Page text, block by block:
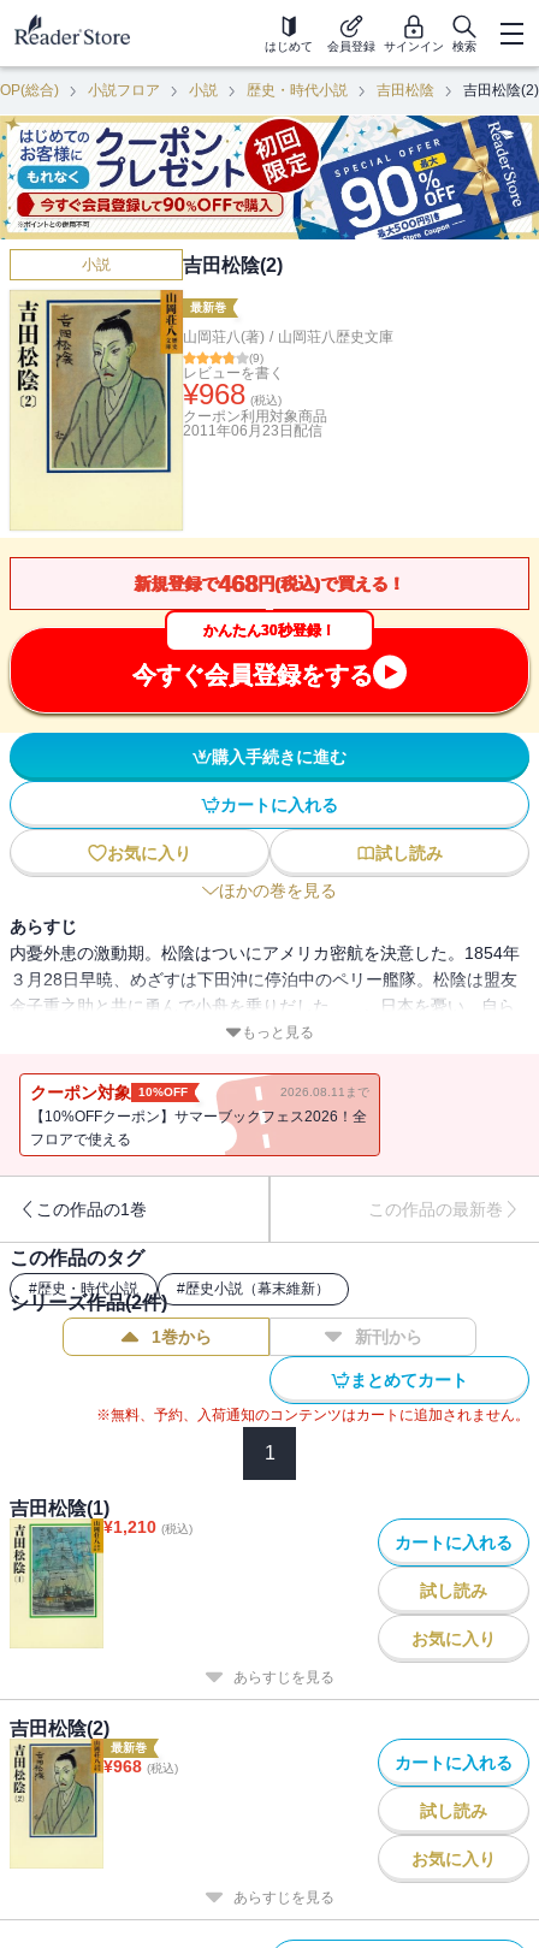
はじめて 会員登録 サインイン 検索
総合) 小説フロア 小説 歴史・時代小説 吉田松陰 吉田松陰(2)
小説 吉田松陰(2)
最新巻
山岡荘八(著) / 山岡荘八歴史文庫
(9)
レビューを書く
¥968 (税込)
クーポン利用対象商品
2011年06月23日 配信
新規登録で468円(税込)で買える！
かんたん30秒登録！
今すぐ会員登録をする
購入手続きに進む
カートに入れる
お気に入り
試し読み
ほかの巻を見る
あらすじ
内憂外患の激動期。松陰はついにアメリカ密航を決意した。1854年
３月28日早暁、めざすは下田沖に停泊中のペリー艦隊。松陰は盟友
金子重之助と共に勇んで小舟を乗りだした……。日本を憂い、自ら
維新の起爆剤となって行動し、30歳で散った変革期のリーダー吉田
もっと見る
クーポン対象 10%OFF 2026.08.11まで
【10%OFFクーポン】サマーブックフェス2026！全
フロアで使える
この作品の1巻 この作品の最新巻
この作品のタグ
#歴史・時代小説 #歴史小説（幕末維新）
シリーズ作品(2件)
1巻から 新刊から
まとめてカート
※無料、予約、入荷通知のコンテンツはカートに追加されません。
1
吉田松陰(1)
¥1,210 (税込)
カートに入れる
試し読み
お気に入り
あらすじを見る
吉田松陰(2)
最新巻
¥968 (税込) カートに入れる
試し読み
お気に入り
あらすじを見る